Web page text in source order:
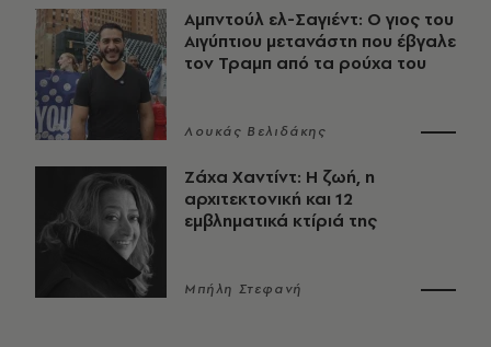
Αμπντούλ ελ-Σαγιέντ: Ο γιος του
Αιγύπτιου μετανάστη που έβγαλε
τον Τραμπ από τα ρούχα του
Λουκάς Βελιδάκης
Ζάχα Χαντίντ: Η ζωή, η
αρχιτεκτονική και 12
εμβληματικά κτίριά της
Μπήλη Στεφανή